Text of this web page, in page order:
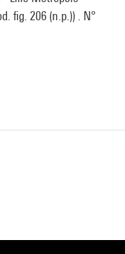
fig. 206 (n.p.)) . N°